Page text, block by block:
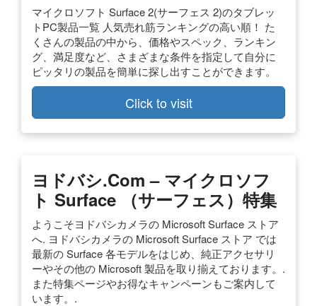
マイクロソフト Surface 2(サーフェス 2)のタブレッ
トPC製品一覧 人気売れ筋ランキングの高い順！ た
くさんの製品の中から、価格やスペック、ランキン
グ、満足度など、さまざまな条件を指定して自分に
ピッタリの製品を簡単に探し出すことができます。
Click to visit
ヨドバシ.com – マイクロソフ
ト Surface （サーフェス）特集
ようこそヨドバシカメラの Microsoft Surface ストア
へ. ヨドバシカメラの Microsoft Surface ストア では
最新の Surface 各モデルをはじめ、純正アクセサリ
ーやその他の Microsoft 製品を取り揃えております。.
また特集ページやお得なキャンペーンもご案内して
います。.